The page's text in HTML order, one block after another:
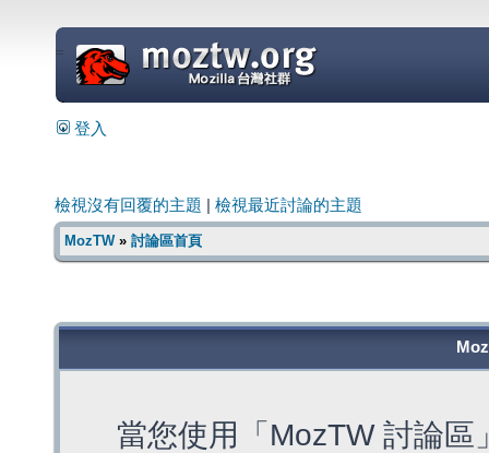
=
登入
檢視沒有回覆的主題 檢視最近討論的主題
MozTW» 討論區首頁
當您使用「MozTW 討論